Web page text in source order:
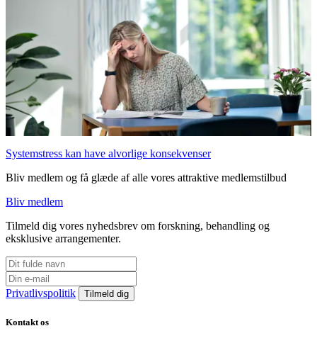
Systemstress kan have alvorlige konsekvenser
Bliv medlem og få glæde af alle vores attraktive medlemstilbud
Bliv medlem
Tilmeld dig vores nyhedsbrev om forskning, behandling og
eksklusive arrangementer.
Privatlivspolitik
Kontakt os